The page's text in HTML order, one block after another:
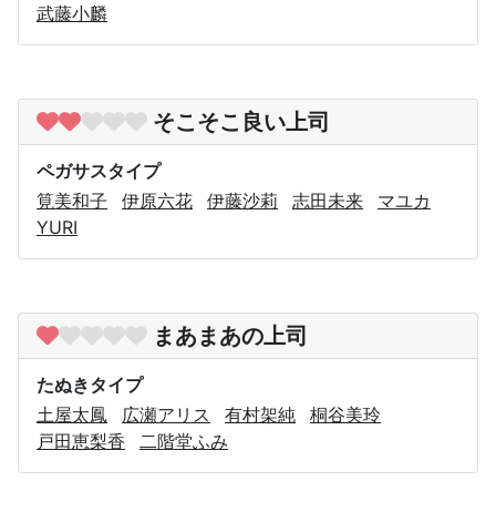
武藤小麟
そこそこ良い上司
ペガサスタイプ
筧美和子
伊原六花 伊藤沙莉 志田未来
マユカ
YURI
まあまあの上司
たぬきタイプ
土屋太鳳
広瀬アリス 有村架純
桐谷美玲
戸田恵梨香
二階堂ふみ